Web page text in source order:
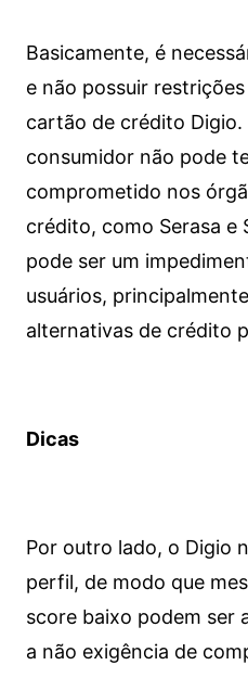
Basicamente, é
e não possuir
cartão de crédito Digio.
consumidor não pode
comprometido nos
crédito, como Serasa e
pode ser um
usuários,
alternativas de crédito
Dicas
Por outro lado, o Digio
perfil, de modo que
score baixo podem ser
a não exigência de